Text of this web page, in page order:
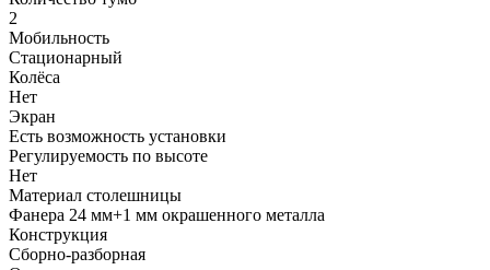
2
Мобильность
Стационарный
Колёса
Нет
Экран
Есть возможность установки
Регулируемость по высоте
Нет
Материал столешницы
Фанера 24 мм+1 мм окрашенного металла
Конструкция
Сборно-разборная